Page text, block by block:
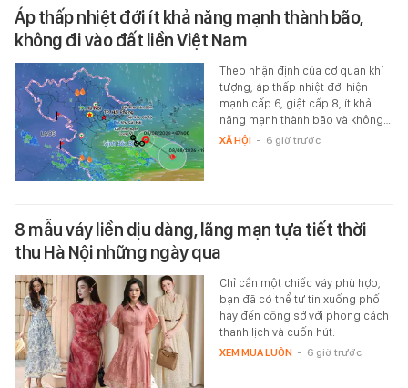
Áp thấp nhiệt đới ít khả năng mạnh thành bão,
không đi vào đất liền Việt Nam
Theo nhận định của cơ quan khí
tượng, áp thấp nhiệt đới hiện
mạnh cấp 6, giật cấp 8, ít khả
năng mạnh thành bão và không…
XÃ HỘI - 6 giờ trước
8 mẫu váy liền dịu dàng, lãng mạn tựa tiết thời
thu Hà Nội những ngày qua
Chỉ cần một chiếc váy phù hợp,
bạn đã có thể tự tin xuống phố
hay đến công sở với phong cách
thanh lịch và cuốn hút.
XEM MUA LUÔN - 6 giờ trước